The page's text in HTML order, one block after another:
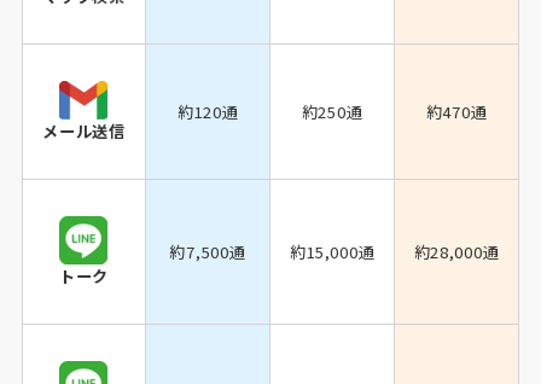
メール送信
約120通 約250通 約470通
トーク
約7,500通 約15,000通 約28,000通